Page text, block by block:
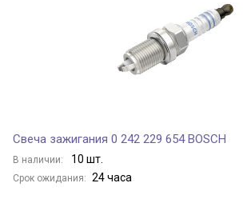
Свеча зажигания 0 242 229 654 BOSCH
В наличии: 10 шт.
Срок ожидания: 24 часа